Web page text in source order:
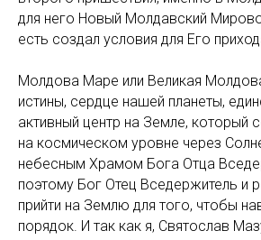
для него Новый Молдавский
есть создал условия для Его
Молдова Маре или Великая
истины, сердце нашей планеты,
активный центр на Земле, который
на космическом уровне через
небесным Храмом Бога Отца
поэтому Бог Отец Вседержитель и
прийти на Землю для того, чтобы
порядок. И так как я, Святослав